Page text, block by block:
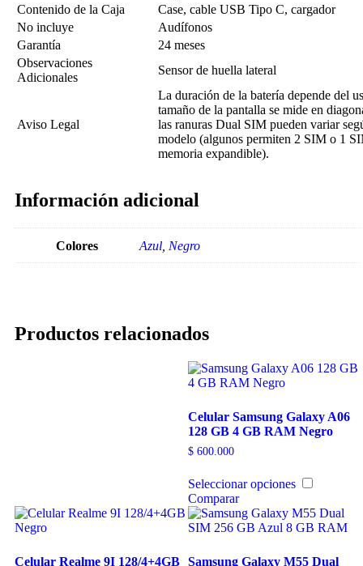
Contenido de la Caja
Case, cable USB Tipo C, cargador
No incluye
Audífonos
Garantía
24 meses
Observaciones
Adicionales
Sensor de huella lateral
Aviso Legal
La duración de la batería depende del
tamaño de la pantalla se mide en
las ranuras Dual SIM pueden variar
modelo (algunos permiten 2 SIM o 1
memoria expandible).
Información adicional
Colores Azul Negro
Productos relacionados
Celular Samsung Galaxy A06
128 GB 4 GB RAM Negro
$ 600.000
Seleccionar opciones
Comparar
Celular Realme 9I 128/4+4GB Samsung Galaxy M55 Dual